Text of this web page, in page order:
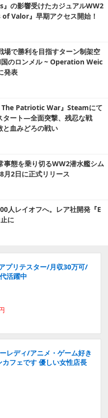
の影響受けたカジュアルWW2
Valor』早期アクセス開始！
場で勝利を目指すターン制架空
のロンメル ~ Operation Weic
発表
The Patriotic War』Steamにて
タート―全面突撃、残忍な戦
血みどろの戦い
事態を乗り切るWW2潜水艦シム
月2日に正式リリース
人レイオフへ。レア社開発『E
に
プリテスター/月収30万可/
活躍中
レディ/アニメ・ゲーム好き
フェです 優しい女性店長